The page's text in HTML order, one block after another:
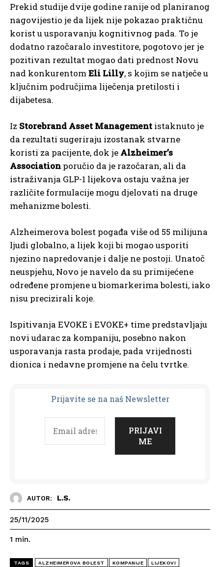
Prekid studije dvije godine ranije od planiranog
nagovijestio je da lijek nije pokazao praktičnu
korist u usporavanju kognitivnog pada. To je
dodatno razočaralo investitore, pogotovo jer je
pozitivan rezultat mogao dati prednost Novu
nad konkurentomEli Lilly, s kojim se natječe u
ključnim područjima liječenja pretilosti i
dijabetesa.
Iz Storebrand Asset Management istaknuto je
da rezultati sugeriraju izostanak stvarne
koristi za pacijente, dok je Alzheimer’s
Association poručio da je razočaran, ali da
istraživanja GLP-1 lijekova ostaju važna jer
različite formulacije mogu djelovati na druge
mehanizme bolesti.
Alzheimerova bolest pogađa više od 55 milijuna
ljudi globalno, a lijek koji bi mogao usporiti
njezino napredovanje i dalje ne postoji. Unatoč
neuspjehu, Novo je navelo da su primijećene
određene promjene u biomarkerima bolesti, iako
nisu precizirali koje.
Ispitivanja EVOKE i EVOKE+ time predstavljaju
novi udarac za kompaniju, posebno nakon
usporavanja rasta prodaje, pada vrijednosti
dionica i nedavne promjene na čelu tvrtke.
Prijavite se na naš Newsletter
AUTOR: L.S.
25/11/2025
1 min.
TAGS ALZHEIMEROVA BOLEST KOMPANIJE LIJEKOVI